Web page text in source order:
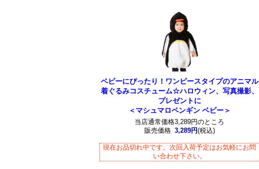
ベビーにぴったり！ワンピースタイプのアニマル
着ぐるみコスチューム☆ハロウィン、写真撮影、
プレゼントに
＜マシュマロペンギン ベビー＞
当店通常価格3,289円のところ
販売価格 3,289円(税込)
現在お品切れ中です。次回入荷予定はお気軽にお問
い合わせ下さい。